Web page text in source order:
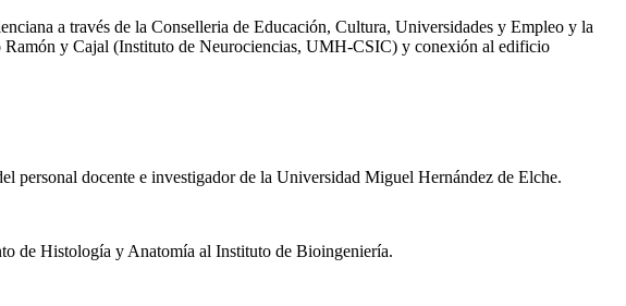
a través de la Conselleria de Educación, Cultura, Universidades y Empleo y la
y Cajal (Instituto de Neurociencias, UMH-CSIC) y conexión al edificio
personal docente e investigador de la Universidad Miguel Hernández de Elche.
de Histología y Anatomía al Instituto de Bioingeniería.